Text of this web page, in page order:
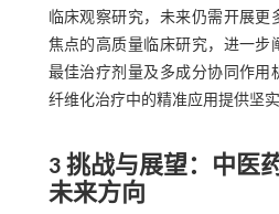
临床观察研究，未来仍需开展
焦点的高质量临床研究，进一步
最佳治疗剂量及多成分协同作用
纤维化治疗中的精准应用提供坚
3 挑战与展望：中医
未来方向